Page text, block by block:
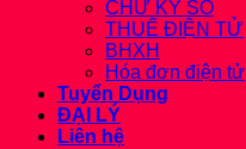
CHỮ KÝ SỐ
THUẾ ĐIỆN TỬ
BHXH
Hóa đơn điện tử
Tuyển Dụng
ĐẠI LÝ
Liên hệ